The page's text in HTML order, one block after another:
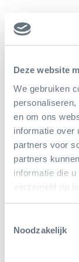
Deze website
We gebruiken
en om ons
informatie over
partners voor
partners
informatie die
verzameld op
Noodzakelijk